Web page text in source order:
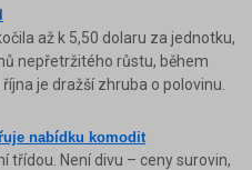
až k 5,50 dolaru za jednotku,
nepřetržitého růstu, během
je dražší zhruba o polovinu.
nabídku komodit
třídou. Není divu – ceny surovin,